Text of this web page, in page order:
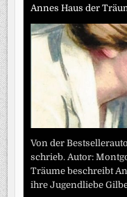
Annes Haus der
Von der
schrieb. Autor:
Träume beschreibt
ihre Jugendliebe